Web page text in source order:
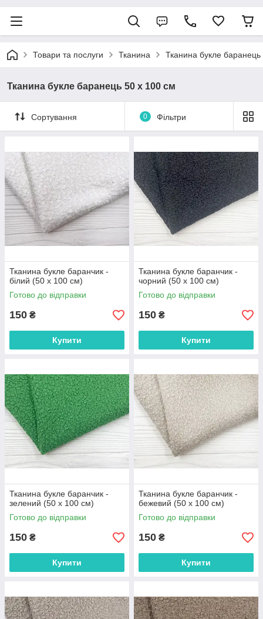
Товари та послуги Тканина Тканина букле баранець
Тканина букле баранець 50 х 100 см
Сортування 0 Фільтри
Тканина букле баранчик -
білий (50 х 100 см)
Готово до відправки
150 ₴
Купити
Тканина букле баранчик -
чорний (50 х 100 см)
Готово до відправки
150 ₴
Купити
Тканина букле баранчик -
зелений (50 х 100 см)
Готово до відправки
150 ₴
Купити
Тканина букле баранчик -
бежевий (50 х 100 см)
Готово до відправки
150 ₴
Купити